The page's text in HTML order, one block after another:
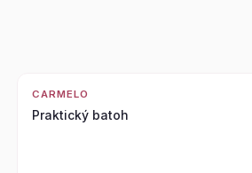
CARMELO
Praktický batoh